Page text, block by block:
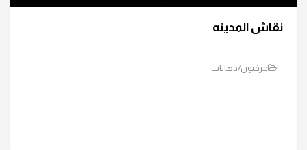
نقاش المدينه
حرفيون/دهانات